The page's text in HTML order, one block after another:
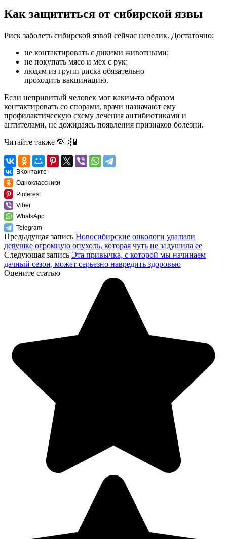
Как защититься от сибирской язвы
Риск заболеть сибирской язвой сейчас невелик. Достаточно:
не контактировать с дикими животными;
не покупать мясо и мех с рук;
людям из групп риска обязательно
проходить вакцинацию.
Если непривитый человек мог каким‑то образом
контактировать со спорами, врачи назначают ему
профилактическую схему лечения антибиотиками и
антителами, не дожидаясь появления признаков болезни.
Читайте также 🦠🧬🧪
ВКонтакте
Одноклассники
Pinterest
Viber
WhatsApp
Telegram
Предыдущая запись Новосибирские онкологи удалили
девушке огромную опухоль, которая чуть не задушила ее
Следующая запись Эта привычка, с которой мы начинаем
дачный сезон, может серьезно навредить здоровью
Оцените статью